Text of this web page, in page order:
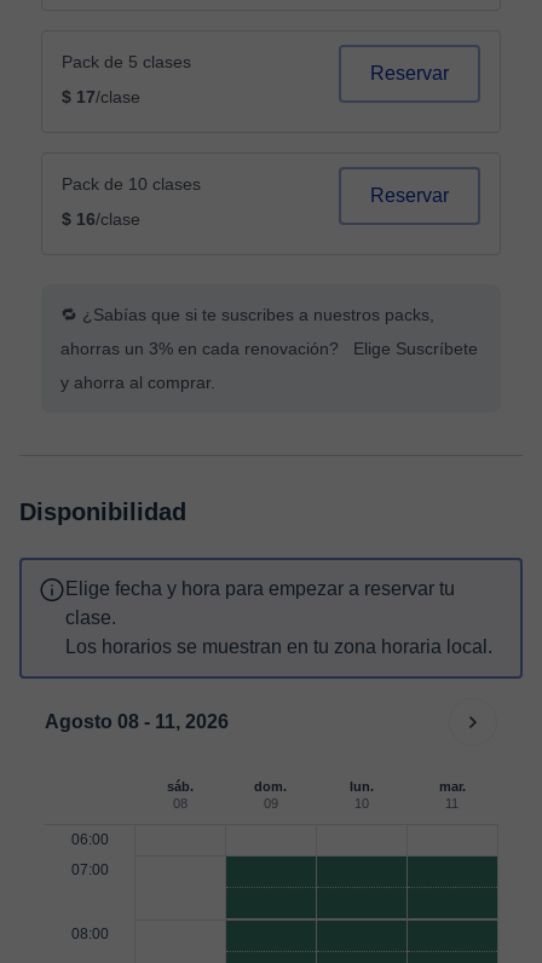
Pack de 5 clases
$ 17/clase
Reservar
Pack de 10 clases
$ 16/clase
Reservar
🔁 ¿Sabías que si te suscribes a nuestros packs,
ahorras un 3% en cada renovación? Elige Suscríbete
y ahorra al comprar.
Disponibilidad
Elige fecha y hora para empezar a reservar tu
clase.
Los horarios se muestran en tu zona horaria local.
Agosto 08 - 11, 2026
sáb.
08
dom.
09
lun.
10
mar.
11
06:00
07:00
08:00